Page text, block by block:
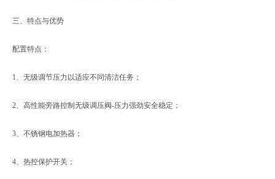
三、特点与优势
配置特点：
1、无级调节压力以适应不同清洁任务；
2、高性能旁路控制无级调压阀-压力强劲安全稳定；
3、不锈钢电加热器；
4、热控保护开关；